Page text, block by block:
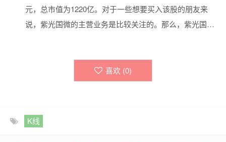
元，总市值为1220亿。对于一些想要买入该股的朋友来
说，紫光国微的主营业务是比较关注的。那么，紫光国…
喜欢 (0)
K线